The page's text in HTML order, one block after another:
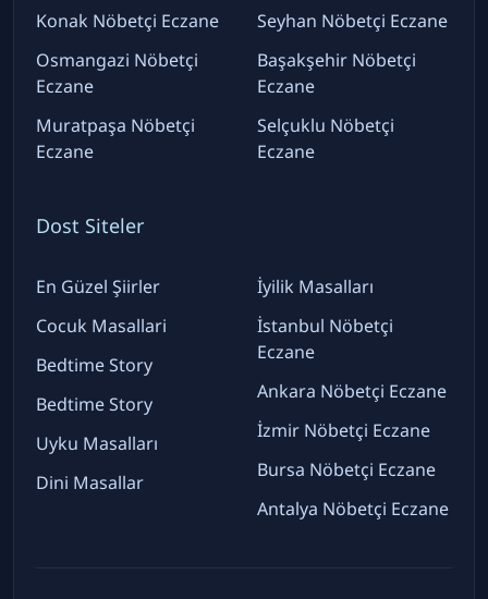
Konak Nöbetçi Eczane
Osmangazi Nöbetçi
Eczane
Muratpaşa Nöbetçi
Eczane
Seyhan Nöbetçi Eczane
Başakşehir Nöbetçi
Eczane
Selçuklu Nöbetçi
Eczane
Dost Siteler
En Güzel Şiirler
Cocuk Masallari
Bedtime Story
Bedtime Story
Uyku Masalları
Dini Masallar
İyilik Masalları
İstanbul Nöbetçi
Eczane
Ankara Nöbetçi Eczane
İzmir Nöbetçi Eczane
Bursa Nöbetçi Eczane
Antalya Nöbetçi Eczane